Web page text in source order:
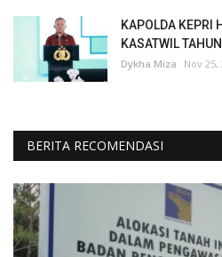
KAPOLDA KEPRI
KASATWIL
Dykha Miza Nov 25,
BERITA RECOMENDASI